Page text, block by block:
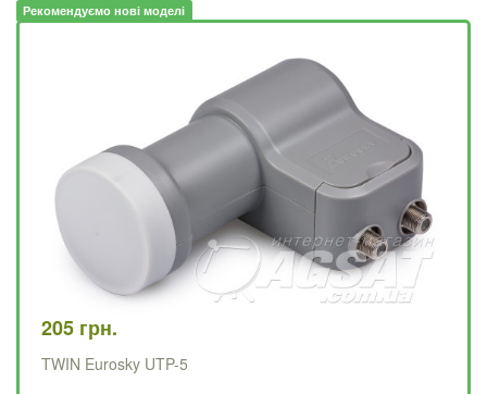
Рекомендуємо нові моделі
205 грн.
TWIN Eurosky UTP-5